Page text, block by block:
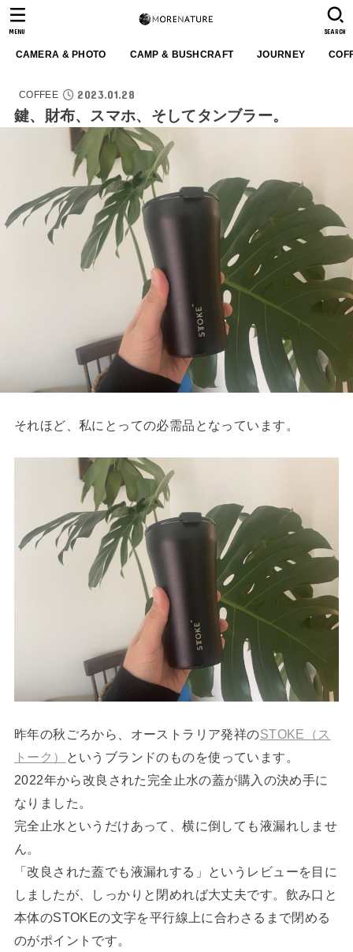
CAMERA & PHOTO CAMP & BUSHCRAFT JOURNEY
SEARCH
MENU
COFFEE 2023.01.28
鍵、財布、スマホ、そしてタンブラー。
それほど、私にとっての必需品となっています。
昨年の秋ごろから、オーストラリア発祥のSTOKE（ス
トーク）
というブランドのものを使っています。
2022年から改良された完全止水の蓋が購入の決め手に
なりました。
完全止水というだけあって、横に倒しても液漏れしませ
ん。
「改良された蓋でも液漏れする」というレビューを目に
しましたが、しっかりと閉めれば大丈夫です。飲み口と
本体のSTOKEの文字を平行線上に合わさるまで閉める
のがポイントです。